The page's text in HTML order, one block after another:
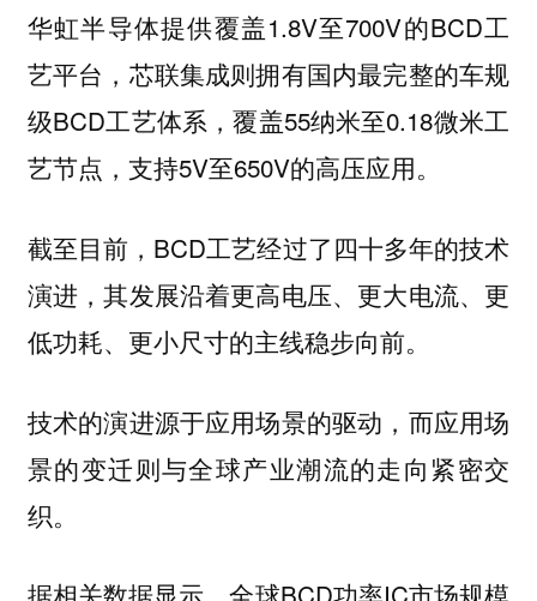
华虹半导体提供覆盖1.8V至700V的BCD工
艺平台，芯联集成则拥有国内最完整的车规
级BCD工艺体系，覆盖55纳米至0.18微米工
艺节点，支持5V至650V的高压应用。
截至目前，BCD工艺经过了四十多年的技术
演进，其发展沿着更高电压、更大电流、更
低功耗、更小尺寸的主线稳步向前。
技术的演进源于应用场景的驱动，而应用场
景的变迁则与全球产业潮流的走向紧密交
织。